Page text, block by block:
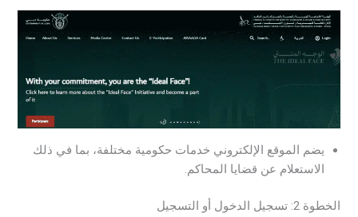
يضم الموقع الإلكتروني خدمات حكومية مختلفة، بما في ذلك
الاستعلام عن قضايا المحاكم.
الخطوة 2: تسجيل الدخول أو التسجيل